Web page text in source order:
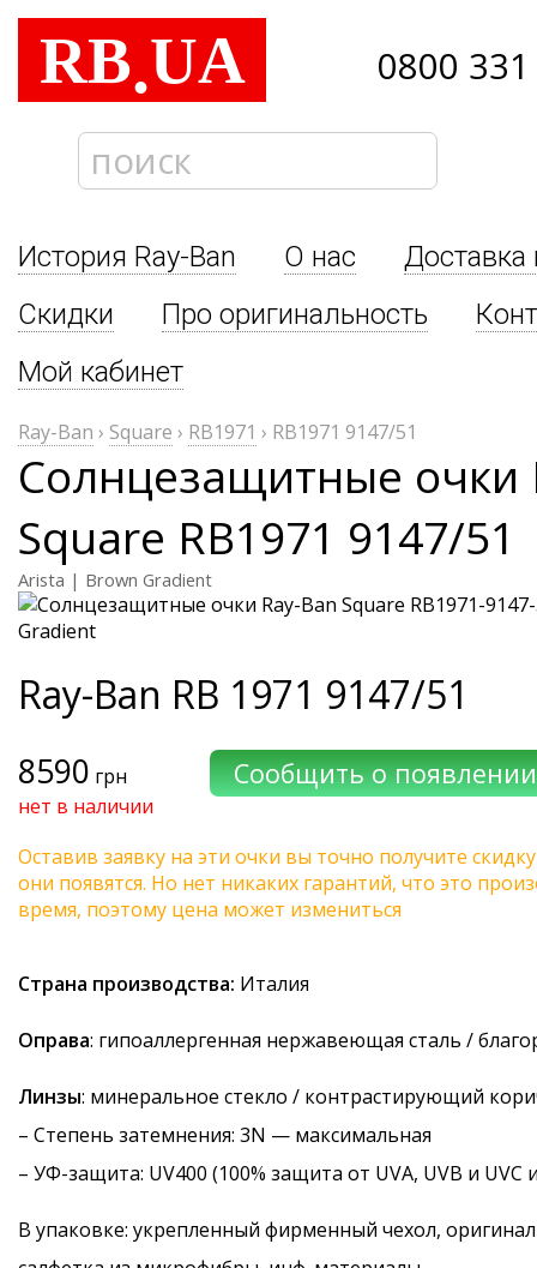
RB.UA 0800
История Ray-Ban О нас
Доставка
Скидки
Про оригинальность
Мой кабинет
Ray-Ban › Square › RB1971 › RB1971 9147/51
Солнцезащитные очки
Square RB1971 9147/51
Arista | Brown Gradient
Ray-Ban RB 1971 9147/51
8590 грн
нет в наличии
Оставив заявку на эти очки вы точно получите
они появятся. Но нет никаких гарантий, что это
время, поэтому цена может измениться
Страна производства: Италия
Оправа: гипоаллергенная нержавеющая сталь /
Линзы: минеральное стекло / контрастирующий
– Степень затемнения: 3N — максимальная
– УФ-защита: UV400 (100% защита от UVA, UVB и UVC
В упаковке: укрепленный фирменный чехол,